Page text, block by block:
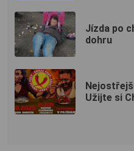
Jízda po
dohru
Užijte si